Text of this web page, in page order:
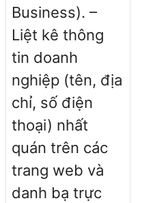
Business). –
Liệt kê thông
tin doanh
nghiệp (tên, địa
chỉ, số điện
thoại) nhất
quán trên các
trang web và
danh bạ trực